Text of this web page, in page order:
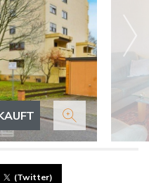
(Twitter)